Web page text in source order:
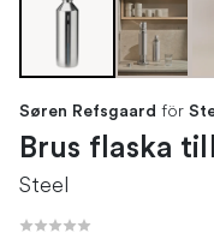
Søren Refsgaard för
Brus flaska
Steel